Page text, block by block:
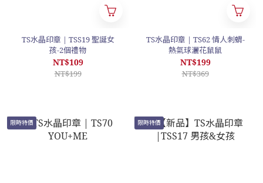
TS水晶印章 | TSS19 聖誕女
孩-2個禮物
NT$109
NT$199
TS水晶印章 | TS62 情人刺蝟-
熱氣球灑花鼠鼠
NT$199
NT$369
限時特價 限時特價